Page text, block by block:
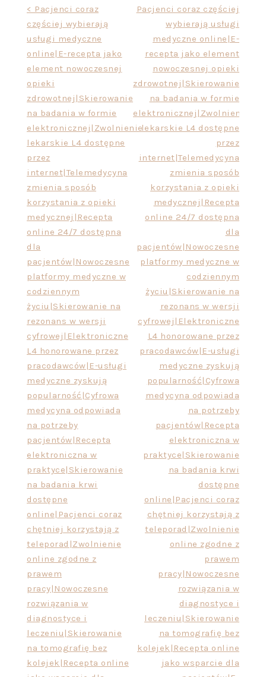
Nawigacja
wpisu
< Pacjenci coraz
częściej wybierają
usługi medyczne
online|E-recepta jako
element nowoczesnej
opieki
zdrowotnej|Skierowanie
na badania w formie
elektronicznej|Zwolnienie
lekarskie L4 dostępne
przez
internet|Telemedycyna
zmienia sposób
korzystania z opieki
medycznej|Recepta
online 24/7 dostępna
dla
pacjentów|Nowoczesne
platformy medyczne w
codziennym
życiu|Skierowanie na
rezonans w wersji
cyfrowej|Elektroniczne
L4 honorowane przez
pracodawców|E-usługi
medyczne zyskują
popularność|Cyfrowa
medycyna odpowiada
na potrzeby
pacjentów|Recepta
elektroniczna w
praktyce|Skierowanie
na badania krwi
dostępne
online|Pacjenci coraz
chętniej korzystają z
teleporad|Zwolnienie
online zgodne z
prawem
pracy|Nowoczesne
rozwiązania w
diagnostyce i
leczeniu|Skierowanie
na tomografię bez
kolejek|Recepta online
Pacjenci coraz częściej
wybierają usługi
medyczne online|E-
recepta jako element
nowoczesnej opieki
zdrowotnej|Skierowanie
na badania w formie
elektronicznej|Zwolnienie
lekarskie L4 dostępne
przez
internet|Telemedycyna
zmienia sposób
korzystania z opieki
medycznej|Recepta
online 24/7 dostępna
dla
pacjentów|Nowoczesne
platformy medyczne w
codziennym
życiu|Skierowanie na
rezonans w wersji
cyfrowej|Elektroniczne
L4 honorowane przez
pracodawców|E-usługi
medyczne zyskują
popularność|Cyfrowa
medycyna odpowiada
na potrzeby
pacjentów|Recepta
elektroniczna w
praktyce|Skierowanie
na badania krwi
dostępne
online|Pacjenci coraz
chętniej korzystają z
teleporad|Zwolnienie
online zgodne z
prawem
pracy|Nowoczesne
rozwiązania w
diagnostyce i
leczeniu|Skierowanie
na tomografię bez
kolejek|Recepta online
jako wsparcie dla